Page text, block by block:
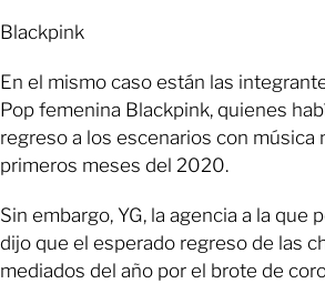
Blackpink
En el mismo caso están las
Pop femenina Blackpink, quienes
regreso a los escenarios con música
primeros meses del 2020.
Sin embargo, YG, la agencia a la que
dijo que el esperado regreso de las
mediados del año por el brote de